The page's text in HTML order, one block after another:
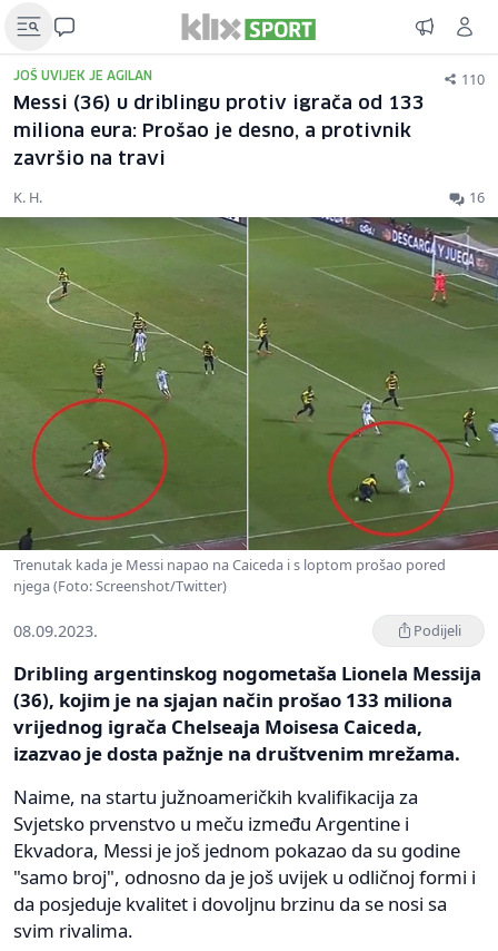
JOŠ UVIJEK JE AGILAN 110
Messi (36) u driblingu protiv igrača od 133
miliona eura: Prošao je desno, a protivnik
završio na travi
K. H. 16
Trenutak kada je Messi napao na Caiceda i s loptom prošao pored
njega (Foto: Screenshot/Twitter)
08.09.2023. Podijeli
Dribling argentinskog nogometaša Lionela Messija
(36), kojim je na sjajan način prošao 133 miliona
vrijednog igrača Chelseaja Moisesa Caiceda,
izazvao je dosta pažnje na društvenim mrežama.
Naime, na startu južnoameričkih kvalifikacija za
Svjetsko prvenstvo u meču između Argentine i
Ekvadora, Messi je još jednom pokazao da su godine
"samo broj", odnosno da je još uvijek u odličnoj formi i
da posjeduje kvalitet i dovoljnu brzinu da se nosi sa
svim rivalima.